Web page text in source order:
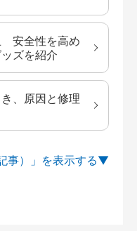
安全性を高め
ズを紹介
、原因と修理
事）」を